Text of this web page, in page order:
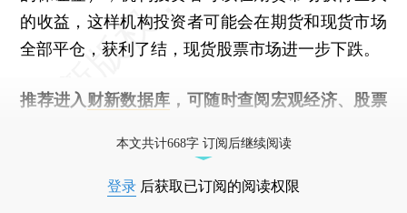
的收益，这样机构投资者可能会在期货和现货市场
全部平仓，获利了结，现货股票市场进一步下跌。
推荐进入 财新数据库 ，可随时查阅宏观经济、股票
本文共计668字 订阅后继续阅读
登录 后获取已订阅的阅读权限